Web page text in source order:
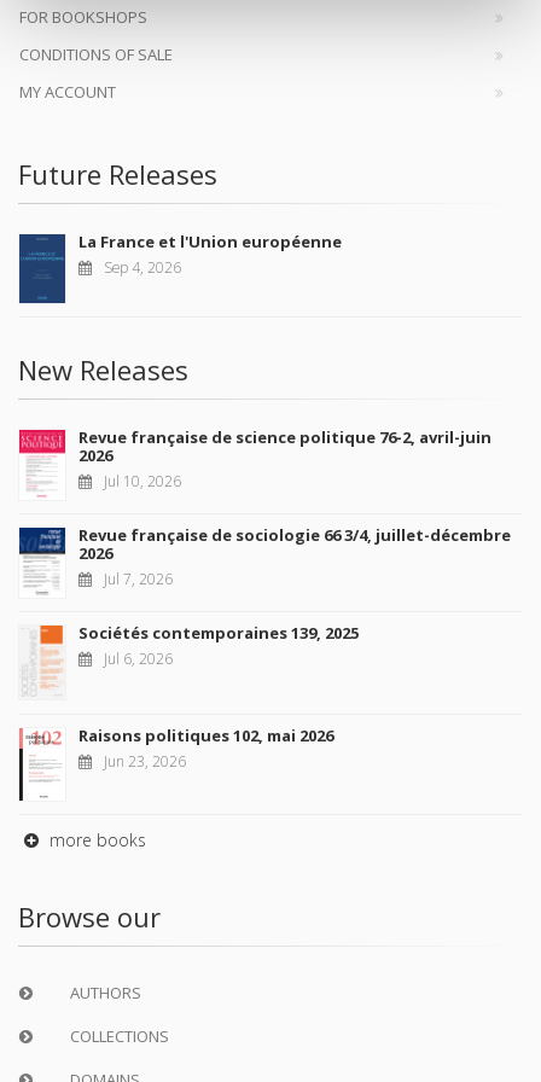
FOR BOOKSHOPS
CONDITIONS OF SALE
MY ACCOUNT
Future Releases
La France et l'Union européenne
Sep 4, 2026
New Releases
Revue française de science politique 76-2, avril-juin
2026
Jul 10, 2026
Revue française de sociologie 66 3/4, juillet-décembre
2026
Jul 7, 2026
Sociétés contemporaines 139, 2025
Jul 6, 2026
Raisons politiques 102, mai 2026
Jun 23, 2026
more books
Browse our
AUTHORS
COLLECTIONS